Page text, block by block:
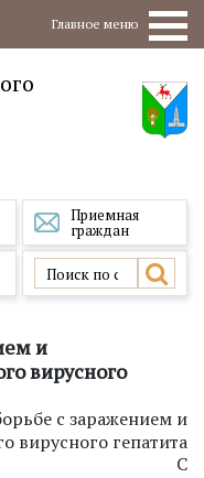
Главное меню
Приемная
граждан
и
вирусного
с заражением и
вирусного гепатита
С